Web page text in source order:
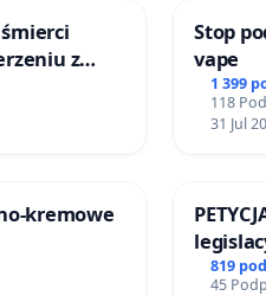
z
Stop
vape
1 399
118
31 Jul
kremowe
819
45